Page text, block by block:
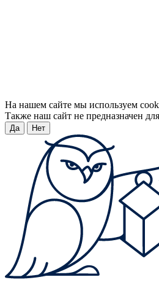
На нашем сайте мы используем
Также наш сайт не предназначен
Да Нет